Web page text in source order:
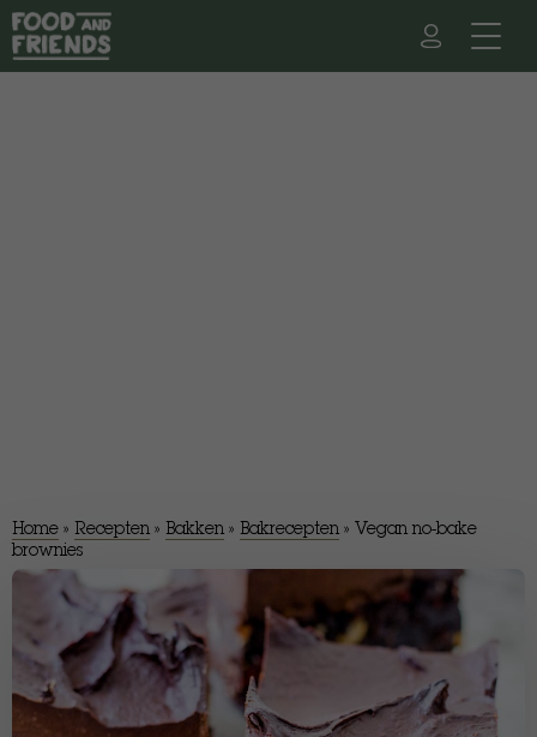
Home » Recepten » Bakken » Bakrecepten » Vegan no-bake
brownies